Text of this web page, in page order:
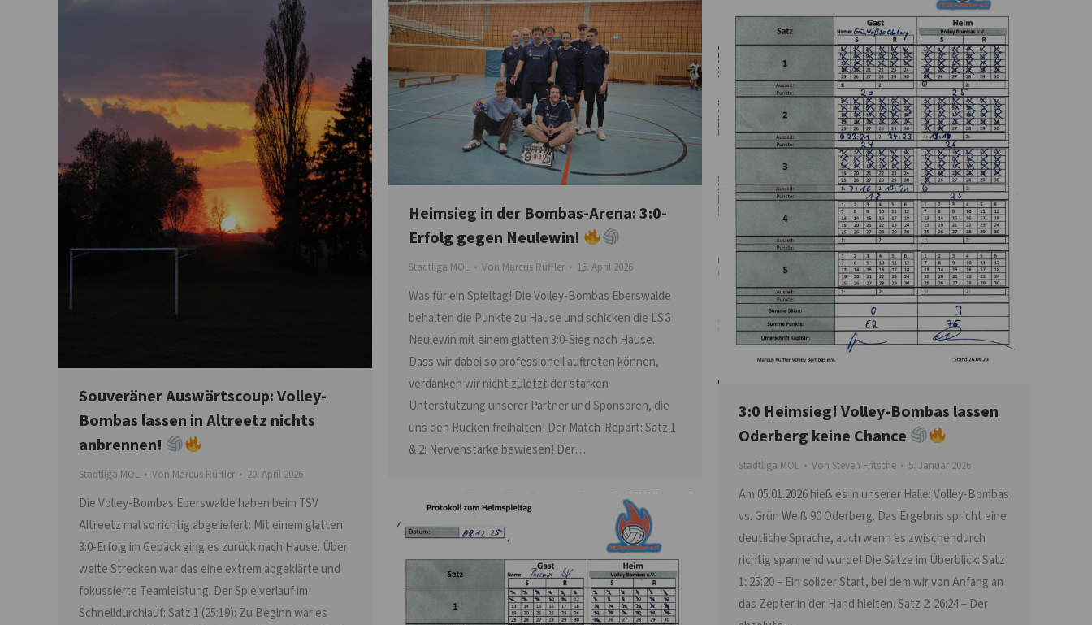
Souveräner Auswärtscoup: Volley-
Bombas lassen in Altreetz nichts
anbrennen!
Stadtliga MOL Von Marcus Rüffler 20. April 2026
Die Volley-Bombas Eberswalde haben beim TSV
Altreetz mal so richtig abgeliefert: Mit einem glatten
3:0-Erfolg im Gepäck ging es zurück nach Hause. Über
weite Strecken war das eine extrem abgeklärte und
fokussierte Teamleistung. Der Spielverlauf im
Schnelldurchlauf: Satz 1 (25:19): Zu Beginn war es
Heimsieg in der Bombas-Arena: 3:0-
Erfolg gegen Neulewin!
Stadtliga MOL Von Marcus Rüffler 15. April 2026
Was für ein Spieltag! Die Volley-Bombas Eberswalde
behalten die Punkte zu Hause und schicken die LSG
Neulewin mit einem glatten 3:0-Sieg nach Hause.
Dass wir dabei so professionell auftreten können,
verdanken wir nicht zuletzt der starken
Unterstützung unserer Partner und Sponsoren, die
uns den Rücken freihalten! Der Match-Report: Satz 1
& 2: Nervenstärke bewiesen! Der…
3:0 Heimsieg! Volley-Bombas lassen
Oderberg keine Chance
Stadtliga MOL Von Steven Fritsche 5. Januar 2026
Am 05.01.2026 hieß es in unserer Halle: Volley-Bombas
vs. Grün Weiß 90 Oderberg. Das Ergebnis spricht eine
deutliche Sprache, auch wenn es zwischendurch
richtig spannend wurde! Die Sätze im Überblick: Satz
1: 25:20 – Ein solider Start, bei dem wir von Anfang an
das Zepter in der Hand hielten. Satz 2: 26:24 – Der